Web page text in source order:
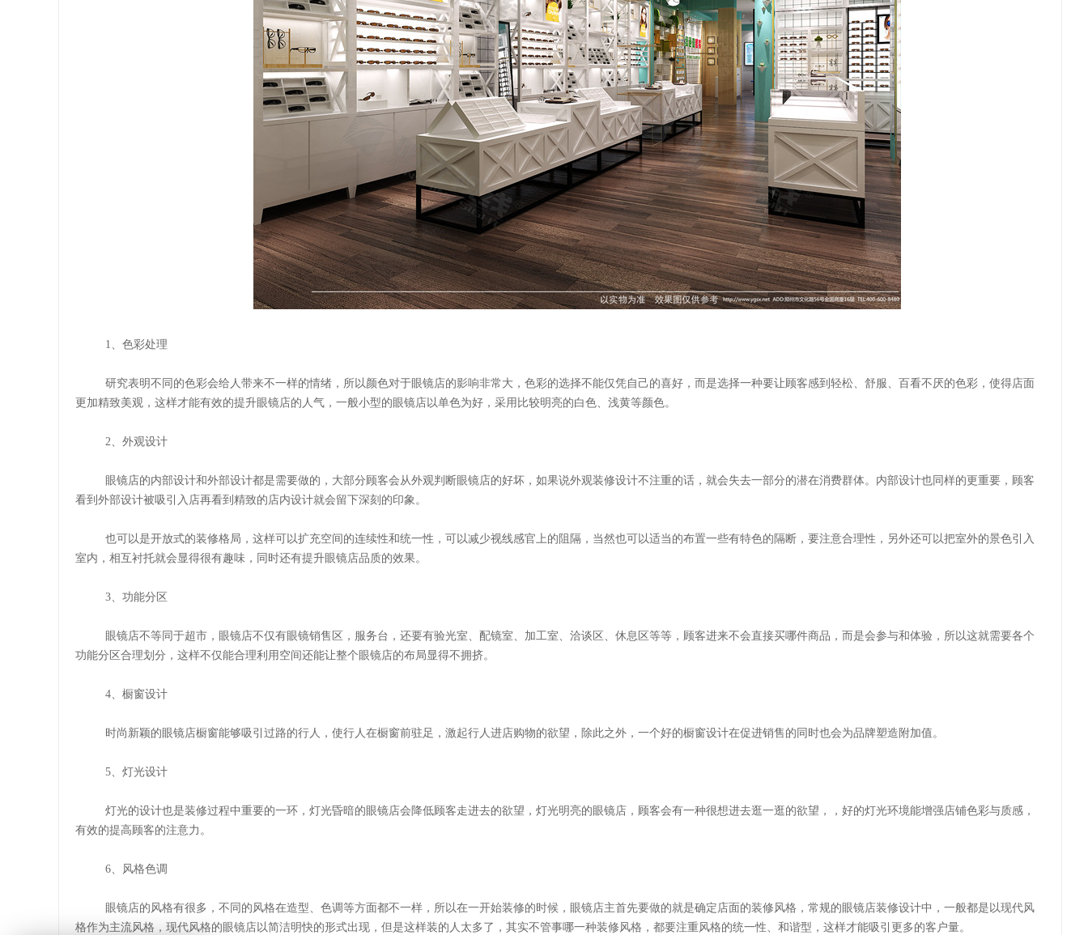
1、色彩处理
研究表明不同的色彩会给人带来不一样的情绪，所以颜色对于眼镜店的影响非常大，色彩的选择不能仅凭自己的喜好，而是选择一种要让顾客感到轻松、舒服、百看不厌的色彩，使得店面
更加精致美观，这样才能有效的提升眼镜店的人气，一般小型的眼镜店以单色为好，采用比较明亮的白色、浅黄等颜色。
2、外观设计
眼镜店的内部设计和外部设计都是需要做的，大部分顾客会从外观判断眼镜店的好坏，如果说外观装修设计不注重的话，就会失去一部分的潜在消费群体。内部设计也同样的更重要，顾客
看到外部设计被吸引入店再看到精致的店内设计就会留下深刻的印象。
也可以是开放式的装修格局，这样可以扩充空间的连续性和统一性，可以减少视线感官上的阻隔，当然也可以适当的布置一些有特色的隔断，要注意合理性，另外还可以把室外的景色引入
室内，相互衬托就会显得很有趣味，同时还有提升眼镜店品质的效果。
3、功能分区
眼镜店不等同于超市，眼镜店不仅有眼镜销售区，服务台，还要有验光室、配镜室、加工室、洽谈区、休息区等等 ，顾客进来不会直接买哪件商品，而是会参与和体验，所以这就需要各个
功能分区合理划分，这样不仅能合理利用空间还能让整个眼镜店的布局显得不拥挤。
4、橱窗设计
时尚新颖的眼镜店橱窗能够吸引过路的行人，使行人在橱窗前驻足，激起行人进店购物的欲望，除此之外，一个好的橱窗设计在促进销售的同时也会为品牌塑造附加值。
5、灯光设计
灯光的设计也是装修过程中重要的一环，灯光昏暗的眼镜店会降低顾客走进去的欲望，灯光明亮的眼镜店，顾客会有一种很想进去逛一逛的欲望，，好的灯光环境能增强店铺色彩与质感，
有效的提高顾客的注意力。
6、 风格色调
眼镜店的风格有很多，不同的风格在造型、色调等方面都不一样，所以在一开始装修的时候，眼镜店主首先要做的就是确定店面的装修风格，常规的眼镜店装修设计中，一般都是以现代风
格作为主流风格，现代风格的眼镜店以简洁明快的形式出现，但是这样装的人太多了，其实不管事哪一种装修风格，都要注重风格的统一性、和谐型，这样才能吸引更多的客户量。